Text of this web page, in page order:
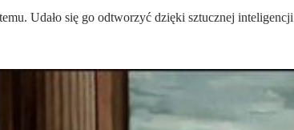
Udało się go odtworzyć dzięki sztucznej